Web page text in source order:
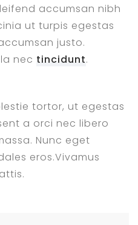
accumsan nibh
ut turpis egestas
justo.
nec tincidunt.
tortor, ut egestas
a orci nec libero
Nunc eget
eros.Vivamus